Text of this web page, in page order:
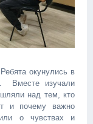
окунулись в
Вместе изучали
над тем, кто
и почему важно
о чувствах и